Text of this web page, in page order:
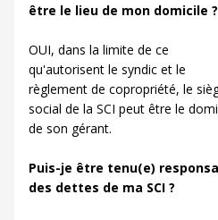
être le lieu de mon domicile ?
OUI, dans la limite de ce
qu'autorisent le syndic et le
règlement de copropriété, le
social de la SCI peut être le
de son gérant.
Puis-je être tenu(e)
des dettes de ma SCI ?